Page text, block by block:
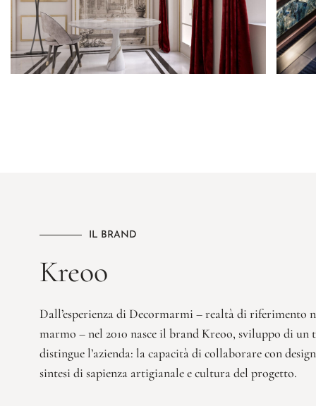
IL BRAND
Kreoo
Dall’esperienza di Decormarmi – realtà di riferimento
marmo – nel 2010 nasce il brand Kreoo, sviluppo di un
distingue l’azienda: la capacità di collaborare con
sintesi di sapienza artigianale e cultura del progetto.